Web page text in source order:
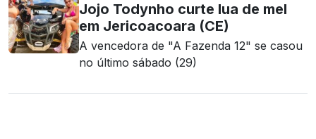
Jojo Todynho curte lua de mel
em Jericoacoara (CE)
A vencedora de "A Fazenda 12" se casou
no último sábado (29)